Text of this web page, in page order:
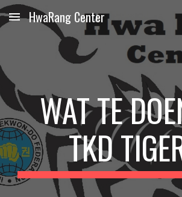
Skip to main content
HwaRang Center
WAT TE
TKD